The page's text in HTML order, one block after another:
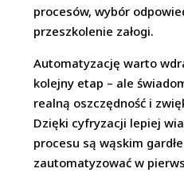
procesów, wybór
przeszkolenie załogi.
Automatyzację warto
kolejny etap – ale
realną oszczędność i
Dzięki cyfryzacji lepiej
procesu są wąskim
zautomatyzować w